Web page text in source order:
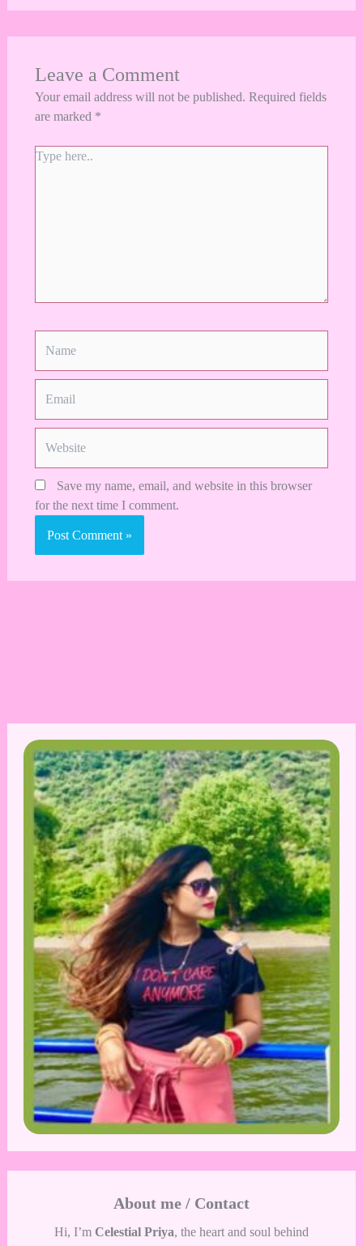
Leave a Comment
Your email address will not be published. Required fields
are marked *
Type
Save my name, email, and website in this browser
for the next time I comment.
About me / Contact
Hi, I’m Celestial Priya, the heart and soul behind